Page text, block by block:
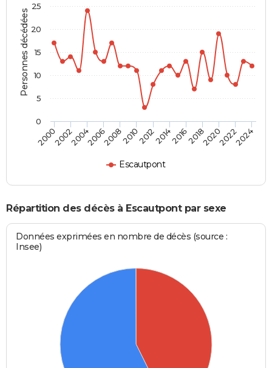
Personnes décédées
Escautpont
2000200220042006200820102012201420162018202020222024
0
5
10
15
20
25
Répartition des décès à Escautpont par sexe
Données exprimées en nombre de décès (source :
Insee)